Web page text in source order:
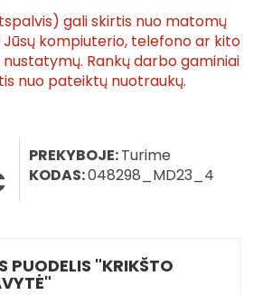
gali skirtis nuo matomų
kompiuterio, telefono ar kito
Rankų darbo gaminiai
nuo pateiktų nuotraukų.
PREKYBOJE:Turime
KODAS:048298_MD23_4
PUODELIS "KRIKŠTO